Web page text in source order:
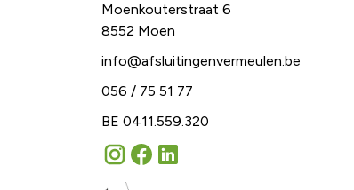
Moenkouterstraat 6
8552 Moen
info@afsluitingenvermeulen.be
056 / 75 51 77
BE 0411.559.320